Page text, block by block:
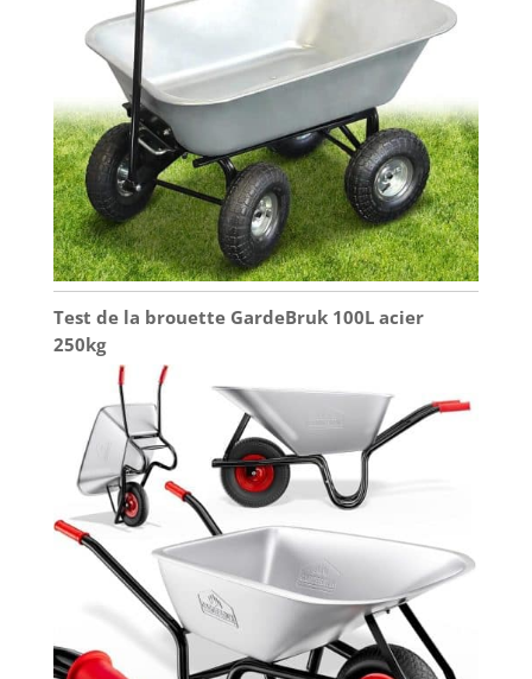
Test de la brouette GardeBruk 100L acier
250kg